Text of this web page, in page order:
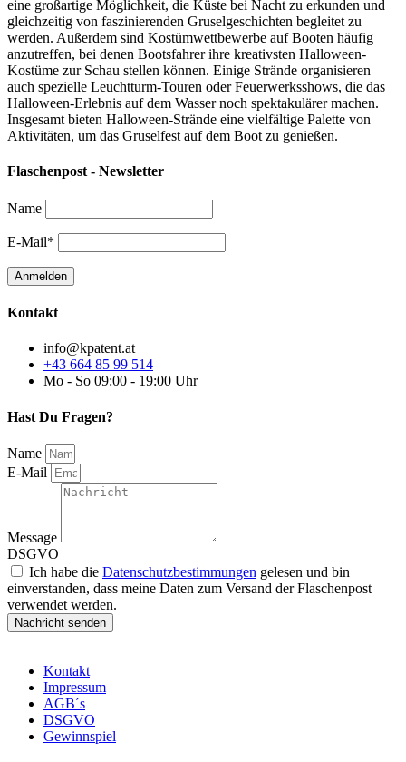
eine großartige Möglichkeit, die Küste bei Nacht zu erkunden und
gleichzeitig von faszinierenden Gruselgeschichten begleitet zu
werden. Außerdem sind Kostümwettbewerbe auf Booten häufig
anzutreffen, bei denen Bootsfahrer ihre kreativsten Halloween-
Kostüme zur Schau stellen können. Einige Strände organisieren
auch spezielle Leuchtturm-Touren oder Feuerwerksshows, die das
Halloween-Erlebnis auf dem Wasser noch spektakulärer machen.
Insgesamt bieten Halloween-Strände eine vielfältige Palette von
Aktivitäten, um das Gruselfest auf dem Boot zu genießen.
Flaschenpost - Newsletter
Name
E-Mail*
Kontakt
info@kpatent.at
+43 664 85 99 514
Mo - So 09:00 - 19:00 Uhr
Hast Du Fragen?
Name
E-Mail
Message
DSGVO
Ich habe die Datenschutzbestimmungen gelesen und bin
einverstanden, dass meine Daten zum Versand der Flaschenpost
verwendet werden.
Nachricht senden
Kontakt
Impressum
AGB´s
DSGVO
Gewinnspiel